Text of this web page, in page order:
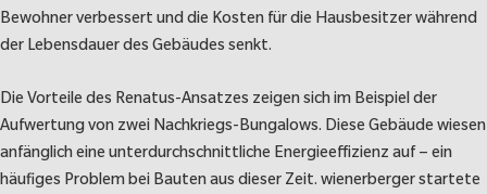
Bewohner verbessert und die Kosten für die Hausbesitzer während
der Lebensdauer des Gebäudes senkt.
Die Vorteile des Renatus-Ansatzes zeigen sich im Beispiel der
Aufwertung von zwei Nachkriegs-Bungalows. Diese Gebäude wiesen
anfänglich eine unterdurchschnittliche Energieeffizienz auf – ein
häufiges Problem bei Bauten aus dieser Zeit. wienerberger startete